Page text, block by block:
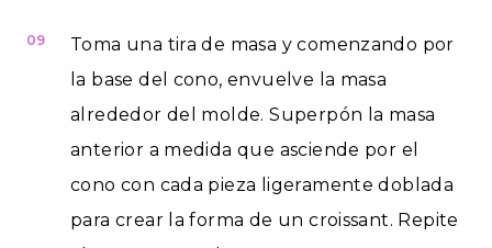
09
Toma una tira de masa y comenzando por
la base del cono, envuelve la masa
alrededor del molde. Superpón la masa
anterior a medida que asciende por el
cono con cada pieza ligeramente doblada
para crear la forma de un croissant. Repite